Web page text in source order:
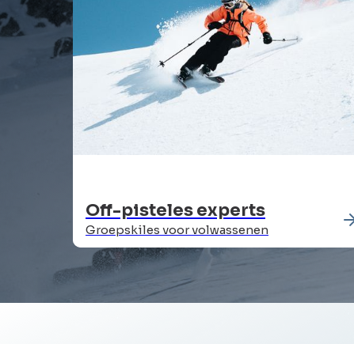
Off-pisteles experts
Groepskiles voor volwassenen